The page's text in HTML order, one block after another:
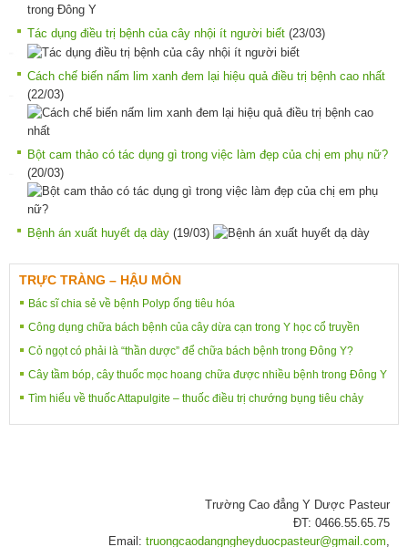
Tác dụng điều trị bệnh của cây nhội ít người biết (23/03)
Cách chế biến nấm lim xanh đem lại hiệu quả điều trị bệnh cao nhất
(22/03)
Bột cam thảo có tác dụng gì trong việc làm đẹp của chị em phụ nữ?
(20/03)
Bệnh án xuất huyết dạ dày (19/03)
TRỰC TRÀNG – HẬU MÔN
Bác sĩ chia sẻ về bệnh Polyp ống tiêu hóa
Công dụng chữa bách bệnh của cây dừa cạn trong Y học cổ truyền
Cỏ ngọt có phải là “thần dược” để chữa bách bệnh trong Đông Y?
Cây tầm bóp, cây thuốc mọc hoang chữa được nhiều bệnh trong Đông Y
Tìm hiểu về thuốc Attapulgite – thuốc điều trị chướng bụng tiêu chảy
Trường Cao đẳng Y Dược Pasteur
ĐT: 0466.55.65.75
Email: truongcaodangngheyduocpasteur@gmail.com,